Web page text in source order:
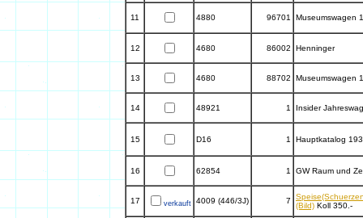
11 4880 96701 Museumswagen
12 4680 86002 Henninger
13 4680 88702 Museumswagen
14 48921 1 Insider
15 D16 1 Hauptkatalog
16 62854 1 GW Raum und
17 verkauft 4009 (446/3J) 7
(Bild) Koll 350.-